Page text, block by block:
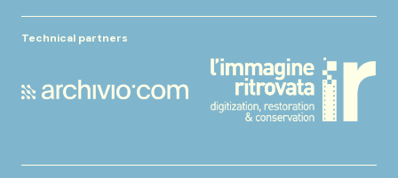
Technical partners